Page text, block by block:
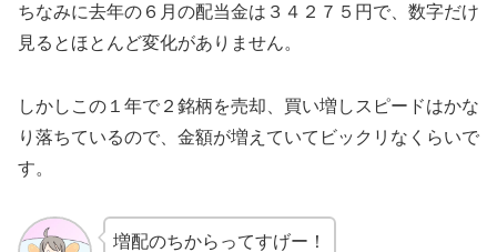
ちなみに去年の６月の配当金は３４２７５円で、数字だけ
見るとほとんど変化がありません。
しかしこの１年で２銘柄を売却、買い増しスピードはかな
り落ちているので、金額が増えていてビックリなくらいで
す。
増配のちからってすげー！